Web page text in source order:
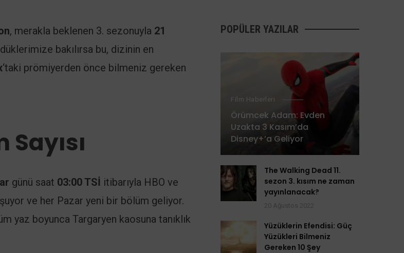
, merakla beklenen 3. sezonuyla 21
bakılırsa bu, dizinin en
‘taki prömiyerden önce bilmeniz gereken
günü saat 03:00 TSİ itibarıyla HBO ve
ve her Pazar yeni bir bölüm geliyor.
yaz boyunca Targaryen kaosuna tanıklık
POPÜLER YAZILAR
Film Haberleri
Örümcek Adam: Evden
Uzakta 3 Kasım’da
Disney+’a Geliyor
The Walking Dead 11.
sezon 3. kısım ne zaman
yayınlanacak?
Yüzüklerin Efendisi: Güç
Yüzükleri Bilmeniz
Gereken 10 Şey